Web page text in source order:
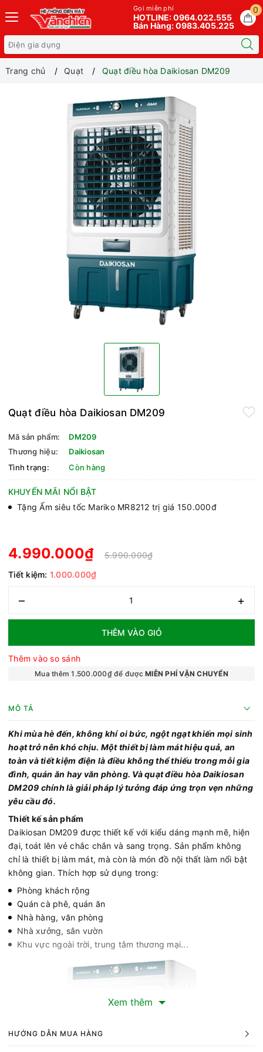
0
Gọi miễn phí
HOTLINE: 0964.022.555
Bán Hàng: 0983.405.225
Trang chủ Quạt Quạt điều hòa Daikiosan DM209
Quạt điều hòa Daikiosan DM209
Mã sản phẩm:
DM209
Thương hiệu:
Daikiosan
Tình trạng:
Còn hàng
KHUYẾN MÃI NỔI BẬT
Tặng Ấm siêu tốc Mariko MR8212 trị giá 150.000đ
4.990.000₫
5.990.000₫
Tiết kiệm: 1.000.000₫
– +
THÊM VÀO GIỎ
Thêm vào so sánh
Mua thêm 1.500.000₫ để đượcMIỄN PHÍ VẬN CHUYỂN
MÔ TẢ
Khi mùa hè đến, không khí oi bức, ngột ngạt khiến mọi sinh
hoạt trở nên khó chịu. Một thiết bị làm mát hiệu quả, an
toàn và tiết kiệm điện là điều không thể thiếu trong mỗi gia
đình, quán ăn hay văn phòng. Và quạt điều hòa Daikiosan
DM209 chính là giải pháp lý tưởng đáp ứng trọn vẹn những
yêu cầu đó.
Thiết kế sản phẩm
Daikiosan DM209 được thiết kế với kiểu dáng mạnh mẽ, hiện
đại, toát lên vẻ chắc chắn và sang trọng. Sản phẩm không
chỉ là thiết bị làm mát, mà còn là món đồ nội thất làm nổi bật
không gian. Thích hợp sử dụng trong:
Phòng khách rộng
Quán cà phê, quán ăn
Nhà hàng, văn phòng
Nhà xưởng, sân vườn
Khu vực ngoài trời, trung tâm thương mại...
Xem thêm
HƯỚNG DẪN MUA HÀNG